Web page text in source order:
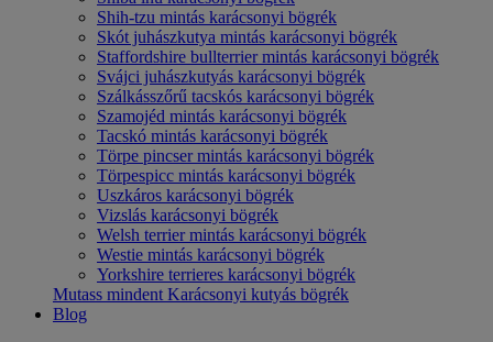
Shih-tzu mintás karácsonyi bögrék
Skót juhászkutya mintás karácsonyi bögrék
Staffordshire bullterrier mintás karácsonyi bögrék
Svájci juhászkutyás karácsonyi bögrék
Szálkásszőrű tacskós karácsonyi bögrék
Szamojéd mintás karácsonyi bögrék
Tacskó mintás karácsonyi bögrék
Törpe pincser mintás karácsonyi bögrék
Törpespicc mintás karácsonyi bögrék
Uszkáros karácsonyi bögrék
Vizslás karácsonyi bögrék
Welsh terrier mintás karácsonyi bögrék
Westie mintás karácsonyi bögrék
Yorkshire terrieres karácsonyi bögrék
Mutass mindent Karácsonyi kutyás bögrék
Blog